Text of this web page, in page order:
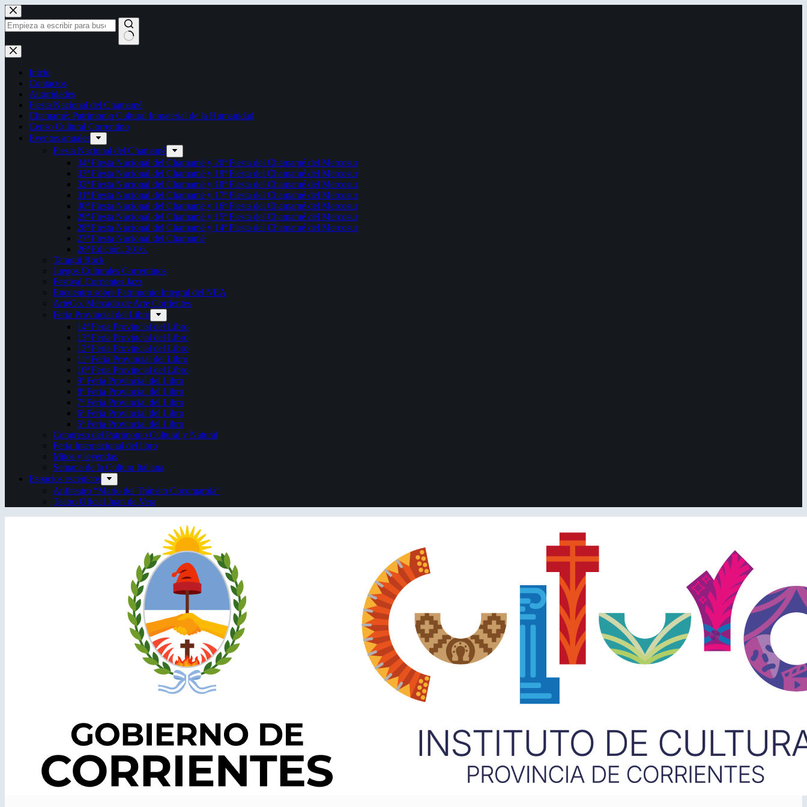
Saltar
al
contenido
Sin
resultados
Inicio
Contactos
Autoridades
Fiesta Nacional del Chamamé
Chamamé: Patrimonio Cultural Inmaterial de la Humanidad
Censo Cultural Correntino
Eventos anuales
Fiesta Nacional del Chamamé
34ª Fiesta Nacional del Chamamé y 20ª Fiesta del Chamamé del Mercosur
33ª Fiesta Nacional del Chamamé y 19ª Fiesta del Chamamé del Mercosur
32ª Fiesta Nacional del Chamamé y 18ª Fiesta del Chamamé del Mercosur
31ª Fiesta Nacional del Chamamé y 17ª Fiesta del Chamamé del Mercosur
30ª Fiesta Nacional del Chamamé y 16ª Fiesta del Chamamé del Mercosur
29ª Fiesta Nacional del Chamamé y 15ª Fiesta del Chamamé del Mercosur
28ª Fiesta Nacional del Chamamé y 14ª Fiesta del Chamamé del Mercosur
27ª Fiesta Nacional del Chamamé
26ª Edición. 2016.
Taragüi Rock
Juegos Culturales Correntinos
Festival Corrientes Jazz
Encuentro sobre Patrimonio Integral del NEA
ArteCo. Mercado de Arte Corrientes
Feria Provincial del Libro
14ª Feria Provincial del Libro
13ª Feria Provincial del Libro
12ª Feria Provincial del Libro
11ª Feria Provincial del Libro
10ª Feria Provincial del Libro
9ª Feria Provincial del Libro
8ª Feria Provincial del Libro
7ª Feria Provincial del Libro
6ª Feria Provincial del Libro
5ª Feria Provincial del Libro
Congreso del Patrimonio Cultural y Natural
Feria Internacional del libro
Mitos y leyendas
Semana de la Cultura Italiana
Espacios escénicos
Anfiteatro “Mario del Tránsito Cocomarola”
Teatro Oficial Juan de Vera